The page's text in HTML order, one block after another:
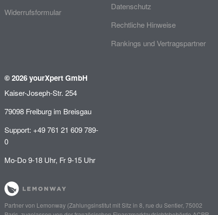
Widerrufsformular
Datenschutz
Rechtliche Hinweise
Rankings und Vertragspartner
© 2026 yourXpert GmbH
Kaiser-Joseph-Str. 254
79098 Freiburg im Breisgau
Support: +49 761 21 609 789-
0
Mo-Do 9-18 Uhr, Fr 9-15 Uhr
Partner von Lemonway(Zahlungsinstitut mit Sitz in 8, rue du Sentier, 75002